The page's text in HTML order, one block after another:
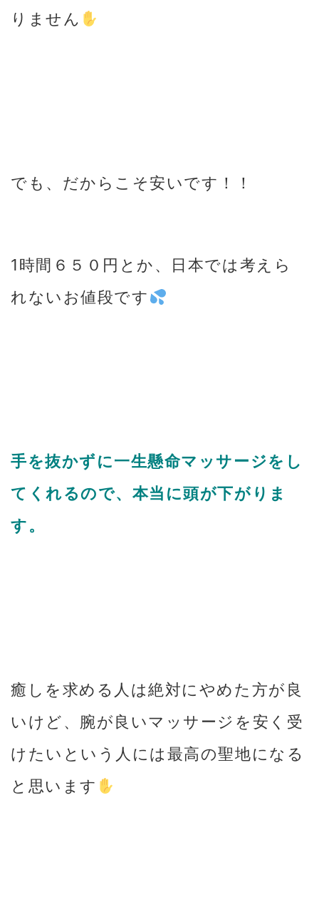
りません
でも、だからこそ安いです！！
1時間６５０円とか、日本では考えら
れないお値段です
手を抜かずに一生懸命マッサージをし
てくれるので、本当に頭が下がりま
す。
癒しを求める人は絶対にやめた方が良
いけど、腕が良いマッサージを安く受
けたいという人には最高の聖地になる
と思います